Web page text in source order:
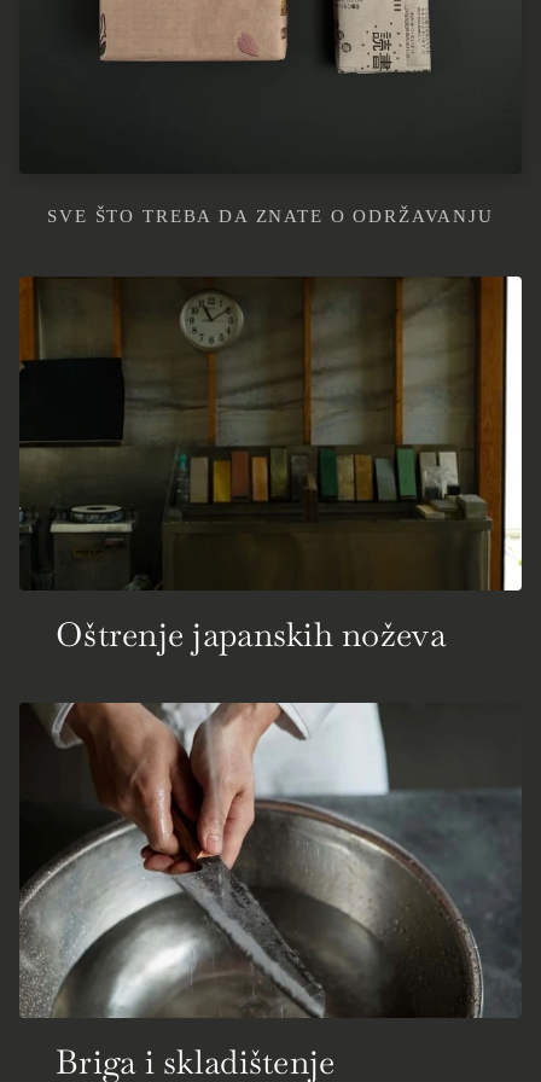
SVE ŠTO TREBA DA ZNATE O ODRŽAVANJU
Oštrenje japanskih noževa
Briga i skladištenje